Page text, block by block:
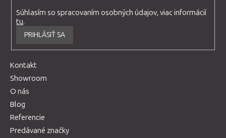
Súhlasím so spracovaním osobných údajov, viac informácií
tu.
PRIHLÁSIŤ SA
Kontakt
Showroom
O nás
Blog
Referencie
Predávané značky